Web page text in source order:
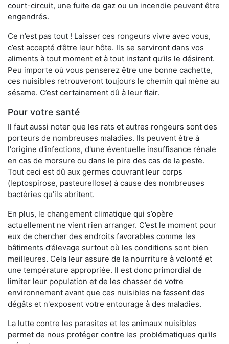
court-circuit, une fuite de gaz ou un incendie peuvent être
engendrés.
Ce n’est pas tout ! Laisser ces rongeurs vivre avec vous,
c’est accepté d’être leur hôte. Ils se serviront dans vos
aliments à tout moment et à tout instant qu’ils le désirent.
Peu importe où vous penserez être une bonne cachette,
ces nuisibles retrouveront toujours le chemin qui mène au
sésame. C’est certainement dû à leur flair.
Pour votre santé
Il faut aussi noter que les rats et autres rongeurs sont des
porteurs de nombreuses maladies. Ils peuvent être à
l'origine d'infections, d'une éventuelle insuffisance rénale
en cas de morsure ou dans le pire des cas de la peste.
Tout ceci est dû aux germes couvrant leur corps
(leptospirose, pasteurellose) à cause des nombreuses
bactéries qu’ils abritent.
En plus, le changement climatique qui s’opère
actuellement ne vient rien arranger. C’est le moment pour
eux de chercher des endroits favorables comme les
bâtiments d’élevage surtout où les conditions sont bien
meilleures. Cela leur assure de la nourriture à volonté et
une température appropriée. Il est donc primordial de
limiter leur population et de les chasser de votre
environnement avant que ces nuisibles ne fassent des
dégâts et n'exposent votre entourage à des maladies.
La lutte contre les parasites et les animaux nuisibles
permet de nous protéger contre les problématiques qu'ils